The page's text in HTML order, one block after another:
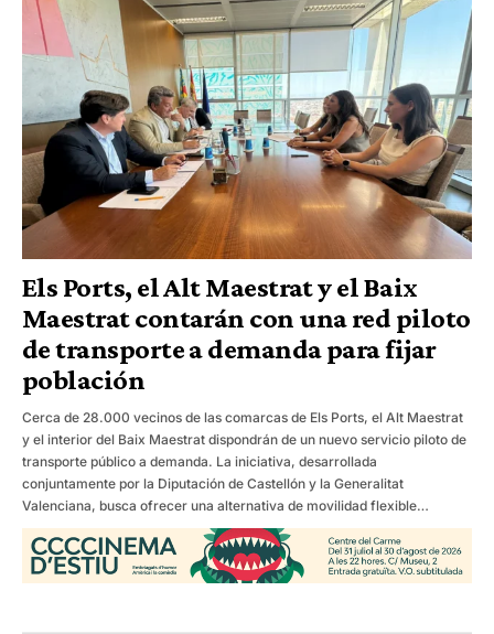
Els Ports, el Alt Maestrat y el Baix
Maestrat contarán con una red piloto
de transporte a demanda para fijar
población
Cerca de 28.000 vecinos de las comarcas de Els Ports, el Alt Maestrat
y el interior del Baix Maestrat dispondrán de un nuevo servicio piloto de
transporte público a demanda. La iniciativa, desarrollada
conjuntamente por la Diputación de Castellón y la Generalitat
Valenciana, busca ofrecer una alternativa de movilidad flexible…